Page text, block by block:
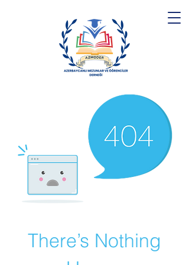
There’s Nothing